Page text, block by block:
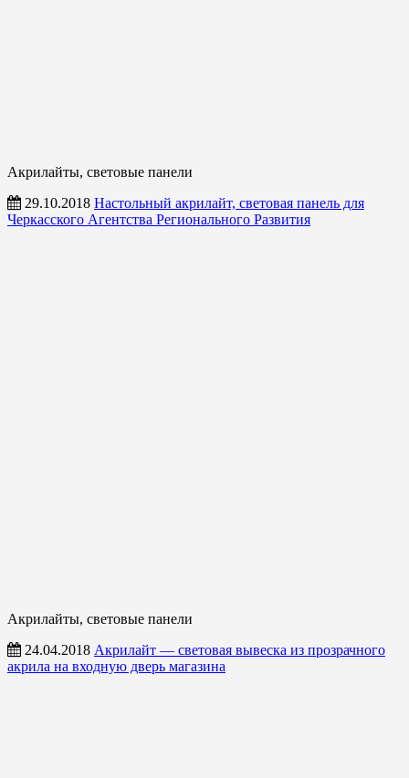
Акрилайты, световые панели
29.10.2018 Настольный акрилайт, световая панель для
Черкасского Агентства Регионального Развития
Акрилайты, световые панели
24.04.2018 Акрилайт — световая вывеска из прозрачного
акрила на входную дверь магазина